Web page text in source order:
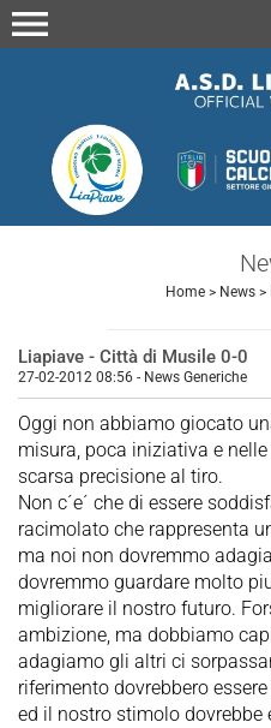
menu
Home> News>
Liapiave - Città di Musile 0-0
27-02-2012 08:56 - News Generiche
Oggi non abbiamo giocato
misura, poca iniziativa e
scarsa precisione al tiro.
Non c´e´ che di essere
racimolato che rappresenta
ma noi non dovremmo
dovremmo guardare molto
migliorare il nostro futuro.
ambizione, ma dobbiamo
adagiamo gli altri ci
riferimento dovrebbero
ed il nostro stimolo dovrebbe